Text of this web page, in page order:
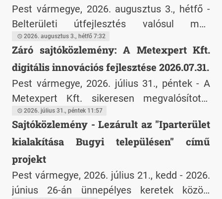
végéből. Mivel a levágott darabkák
mikroszkopikus méretűek, nem maradnak a
fűszálak tetején. Azonnal lehullanak a
fűszálak közé, közvetlenül a talaj felszínére.
Mivel szinte teljes egészében vízből és
szerves anyagból állnak, napokon - sőt, a
meleg nyári napokon órákon - belül teljesen
elbomlanak és nyomtalanul eltűnnek.
Pest vármegye, 2026. augusztus 3., hétfő -
Belterületi útfejlesztés valósul meg
Tatárszentgyörgyön 71,07 millió forint
európai uniós támogatásból.
2026. augusztus 3., hétfő 7:32
Záró sajtóközlemény: A Metexpert Kft.
digitális innovációs fejlesztése 2026.07.31.
Pest vármegye, 2026. július 31., péntek - A
Metexpert Kft. sikeresen megvalósította
digitális innovációs fejlesztési projektjét a
DIMOP_PLUSZ-1.2.6-24 program keretében.
A vállalkozás a projekthez 5,96 millió Ft
vissza nem térítendő európai uniós
támogatásban részesült.
2026. július 31., péntek 11:57
Sajtóközlemény - Lezárult az "Iparterület
kialakítása Bugyi településen" című
projekt
Pest vármegye, 2026. július 21., kedd - 2026.
június 26-án ünnepélyes keretek között